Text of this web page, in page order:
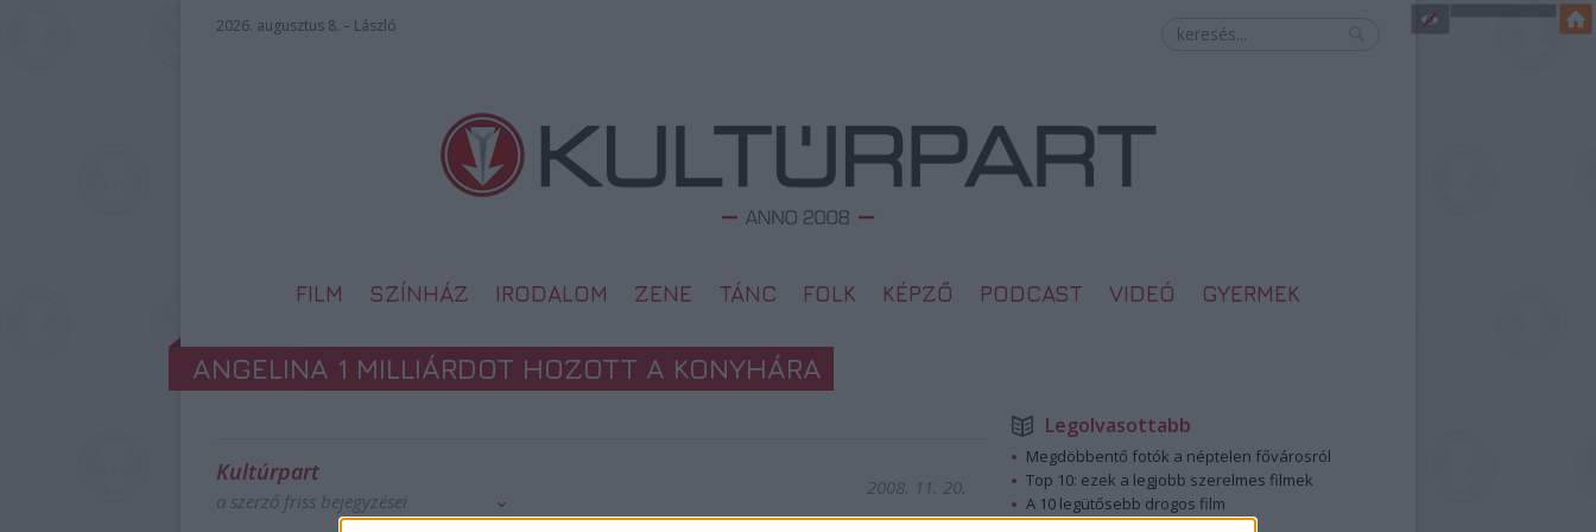
2026. augusztus 8. – László
FILM SZÍNHÁZ IRODALOM ZENE TÁNC FOLK KÉPZŐ PODCAST VIDEÓ GYERMEK
ANGELINA 1 MILLIÁRDOT HOZOTT A KONYHÁRA
Kultúrpart
a szerző friss bejegyzései
2008. 11. 20.
Legolvasottabb
Megdöbbentő fotók a néptelen fővárosról
Top 10: ezek a legjobb szerelmes filmek
A 10 legütősebb drogos film
Megjöttek a meztelen hősnők